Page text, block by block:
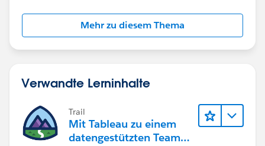
Mehr zu diesem Thema
Verwandte Lerninhalte
Trail
Mit Tableau zu einem
datengestützten Team